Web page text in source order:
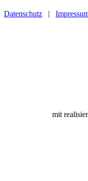
Datenschutz |
mit